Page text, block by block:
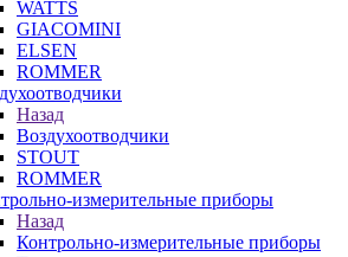
WATTS
GIACOMINI
ELSEN
ROMMER
Назад
Воздухоотводчики
STOUT
ROMMER
измерительные приборы
Назад
Контрольно-измерительные приборы